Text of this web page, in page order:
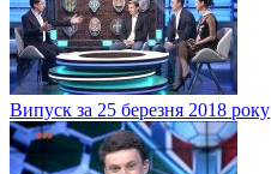
Випуск за 25 березня 2018 року